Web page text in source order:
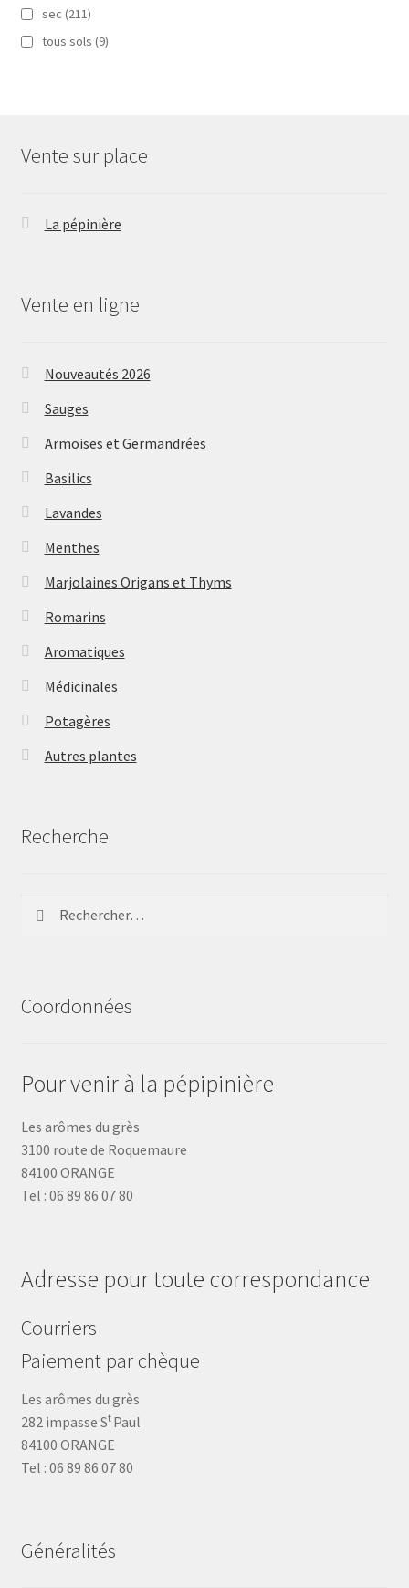
sec (211)
tous sols (9)
Vente sur place
La pépinière
Vente en ligne
Nouveautés 2026
Sauges
Armoises et Germandrées
Basilics
Lavandes
Menthes
Marjolaines Origans et Thyms
Romarins
Aromatiques
Médicinales
Potagères
Autres plantes
Recherche
Coordonnées
Pour venir à la pépipinière
Les arômes du grès
3100 route de Roquemaure
84100 ORANGE
Tel : 06 89 86 07 80
Adresse pour toute correspondance
Courriers
Paiement par chèque
Les arômes du grès
282 impasse St Paul
84100 ORANGE
Tel : 06 89 86 07 80
Généralités